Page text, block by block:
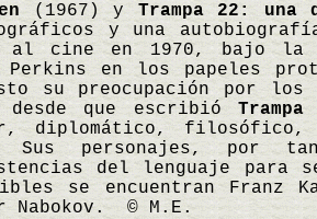
(1967) yTrampa 22: una
y una
al cine en 1970, bajo la
Perkins en los papeles
su preocupación por
desde que escribió Trampa
diplomático, filosófico,
Sus personajes, por
del lenguaje para
se encuentran Franz
Nabokov. © M.E.